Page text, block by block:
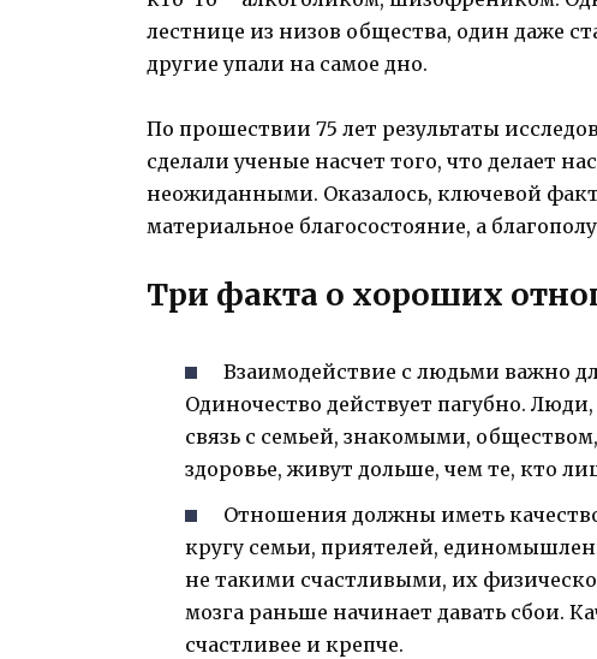
лестнице из низов общества, один даже
другие упали на самое дно.
По прошествии 75 лет результаты
сделали ученые насчет того, что делает
неожиданными. Оказалось, ключевой
материальное благосостояние, а
Три факта о хороших
Взаимодействие с людьми важно
Одиночество действует пагубно.
связь с семьей, знакомыми,
здоровье, живут дольше, чем те, кто
Отношения должны иметь
кругу семьи, приятелей,
не такими счастливыми, их
мозга раньше начинает давать сбои.
счастливее и крепче.